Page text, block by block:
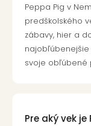
Peppa Pig v
predškolského
zábavy, hier a
svoje obľúbené
Pre aký vek je